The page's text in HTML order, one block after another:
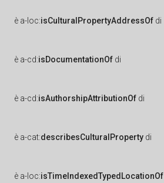
è a-loc:isCulturalPropertyAddressOf di
è a-cd:isDocumentationOf di
è a-cd:isAuthorshipAttributionOf di
è a-cat:describesCulturalProperty di
è a-loc:isTimeIndexedTypedLocationOf